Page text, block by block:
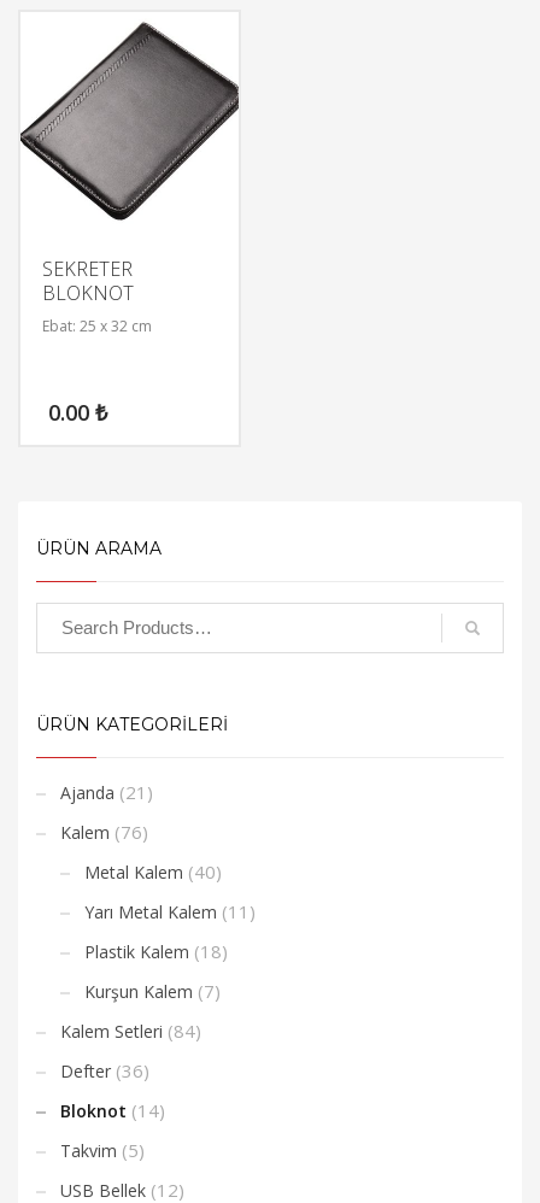
SEKRETER
BLOKNOT
Ebat: 25 x 32 cm
0.00 ₺
ÜRÜN ARAMA
ÜRÜN KATEGORİLERİ
Ajanda (21)
Kalem (76)
Metal Kalem (40)
Yarı Metal Kalem (11)
Plastik Kalem (18)
Kurşun Kalem (7)
Kalem Setleri (84)
Defter (36)
Bloknot (14)
Takvim (5)
USB Bellek (12)